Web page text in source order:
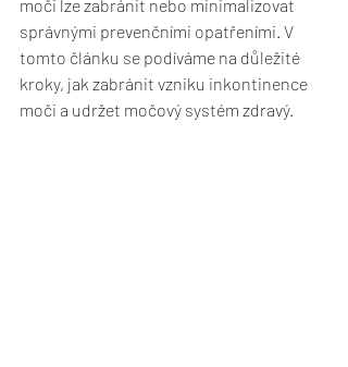
moči lze zabránit nebo minimalizovat
správnými prevenčními opatřeními. V
tomto článku se podíváme na důležité
kroky, jak zabránit vzniku inkontinence
moči a udržet močový systém zdravý.